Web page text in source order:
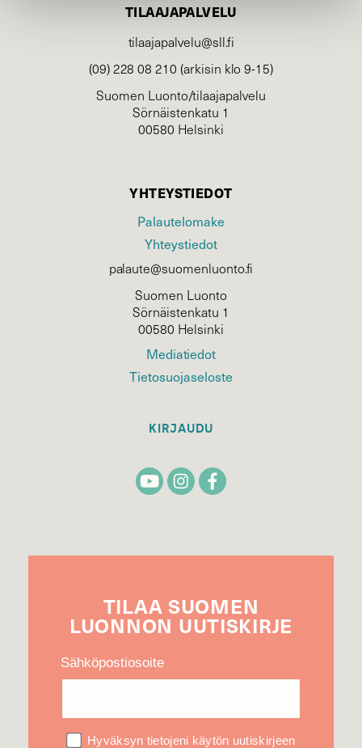
TILAAJAPALVELU
tilaajapalvelu@sll.fi
(09) 228 08 210 (arkisin klo 9-15)
Suomen Luonto/tilaajapalvelu
Sörnäistenkatu 1
00580 Helsinki
YHTEYSTIEDOT
Palautelomake
Yhteystiedot
palaute@suomenluonto.fi
Suomen Luonto
Sörnäistenkatu 1
00580 Helsinki
Mediatiedot
Tietosuojaseloste
KIRJAUDU
TILAA SUOMEN
LUONNON UUTIS­KIRJE
Sähköpostiosoite
Hyväksyn tietojeni käytön uutiskirjeen